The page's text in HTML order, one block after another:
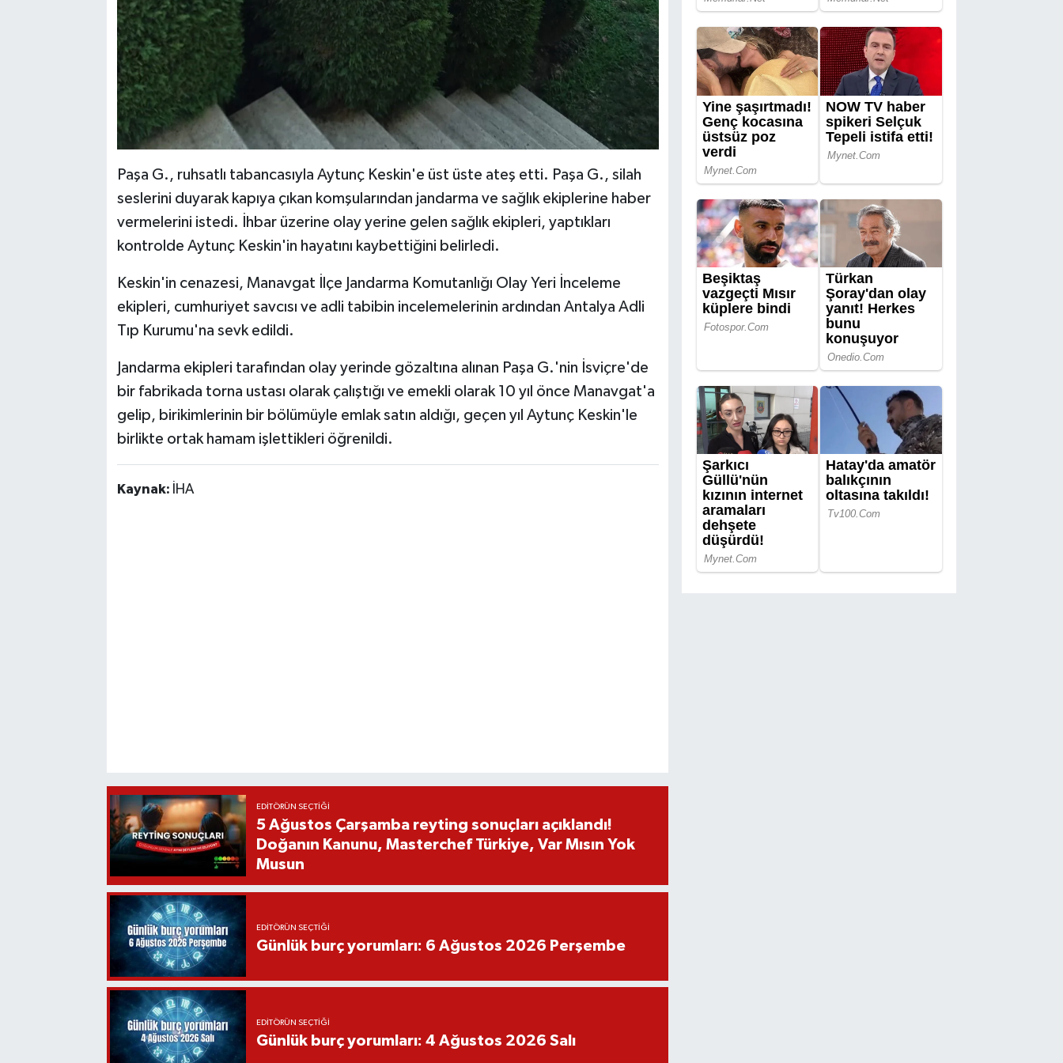
Paşa G., ruhsatlı tabancasıyla Aytunç Keskin'e üst üste ateş etti. Paşa G., silah
seslerini duyarak kapıya çıkan komşularından jandarma ve sağlık ekiplerine haber
vermelerini istedi. İhbar üzerine olay yerine gelen sağlık ekipleri, yaptıkları
kontrolde Aytunç Keskin'in hayatını kaybettiğini belirledi.
Keskin'in cenazesi, Manavgat İlçe Jandarma Komutanlığı Olay Yeri İnceleme
ekipleri, cumhuriyet savcısı ve adli tabibin incelemelerinin ardından Antalya Adli
Tıp Kurumu'na sevk edildi.
Jandarma ekipleri tarafından olay yerinde gözaltına alınan Paşa G.'nin İsviçre'de
bir fabrikada torna ustası olarak çalıştığı ve emekli olarak 10 yıl önce Manavgat'a
gelip, birikimlerinin bir bölümüyle emlak satın aldığı, geçen yıl Aytunç Keskin'le
birlikte ortak hamam işlettikleri öğrenildi.
Kaynak: İHA
EDITÖRÜN SEÇTIĞI
5 Ağustos Çarşamba reyting sonuçları açıklandı!
Doğanın Kanunu, Masterchef Türkiye, Var Mısın Yok
Musun
EDITÖRÜN SEÇTIĞI
Günlük burç yorumları: 6 Ağustos 2026 Perşembe
EDITÖRÜN SEÇTIĞI
Günlük burç yorumları: 4 Ağustos 2026 Salı